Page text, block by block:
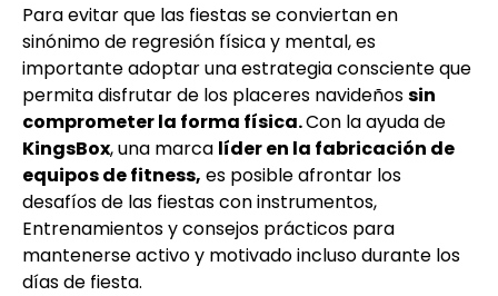
Para evitar que las fiestas se conviertan en
sinónimo de regresión física y mental, es
importante adoptar una estrategia consciente que
permita disfrutar de los placeres navideñossin
comprometer la forma física.Con la ayuda de
KingsBox, una marca líder en la fabricación de
equipos de fitness, es posible afrontar los
desafíos de las fiestas con instrumentos,
Entrenamientos y consejos prácticos para
mantenerse activo y motivado incluso durante los
días de fiesta.